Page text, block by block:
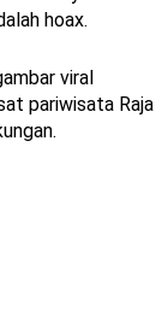
hoax.
viral
pariwisata Raja